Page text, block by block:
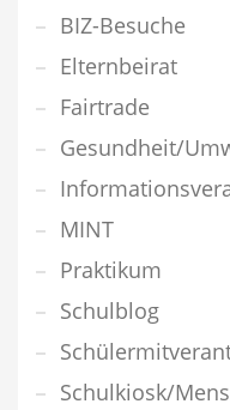
BIZ-Besuche
Elternbeirat
Fairtrade
Gesundheit/
MINT
Praktikum
Schulblog
Schulkiosk/